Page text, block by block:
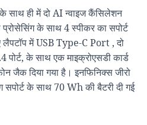
ही में दो AI न्वाइज कैंसिलेशन
के साथ 4 स्पीकर का सपोर्ट
लैपटॉप में USB Type-C Port , दो
के साथ एक माइक्रोएसडी कार्ड
जैक दिया गया है। इनफिनिक्स जीरो
सपोर्ट के साथ 70 Wh की बैटरी दी गई